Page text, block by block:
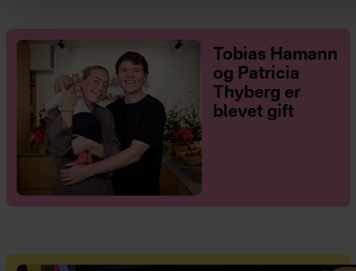
Tobias Hamann
og Patricia
Thyberg er
blevet gift